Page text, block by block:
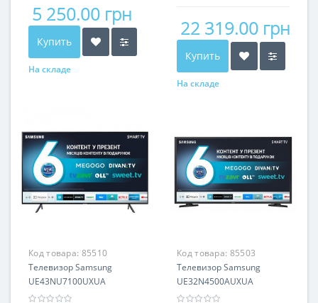
5 250.00 грн
Купить
На складе
22 319.00 грн
Купить
На складе
Код товара: 85510
Телевизор Samsung
UE43NU7100UXUA
Код товара: 85503
Телевизор Samsung
UE32N4500AUXUA